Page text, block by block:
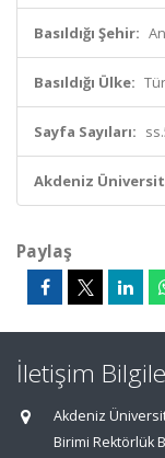
Basıldığı Şehir:
Basıldığı Ülke:
Sayfa Sayıları:
Akdeniz
Paylaş
İletişim
Akdeniz
Birimi Rektörlük